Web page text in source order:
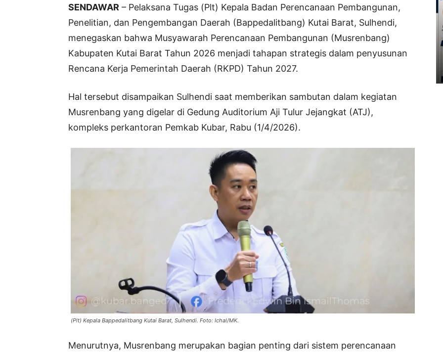
SENDAWAR – Pelaksana Tugas (Plt) Kepala Badan Perencanaan Pembangunan,
Penelitian, dan Pengembangan Daerah (Bappedalitbang) Kutai Barat, Sulhendi,
menegaskan bahwa Musyawarah Perencanaan Pembangunan (Musrenbang)
Kabupaten Kutai Barat Tahun 2026 menjadi tahapan strategis dalam penyusunan
Rencana Kerja Pemerintah Daerah (RKPD) Tahun 2027.
Hal tersebut disampaikan Sulhendi saat memberikan sambutan dalam kegiatan
Musrenbang yang digelar di Gedung Auditorium Aji Tulur Jejangkat (ATJ),
kompleks perkantoran Pemkab Kubar, Rabu (1/4/2026).
(Plt) Kepala Bappedalitbang Kutai Barat, Sulhendi. Foto: Ichal/MK.
Menurutnya, Musrenbang merupakan bagian penting dari sistem perencanaan